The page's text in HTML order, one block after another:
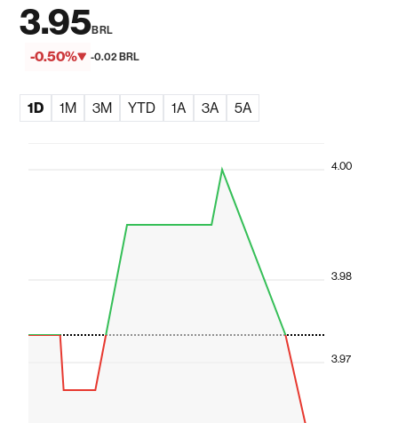
3.95BRL
-0.50% -0.02 BRL
1D 1M 3M YTD 1A 3A 5A
3.97
3.98
4.00